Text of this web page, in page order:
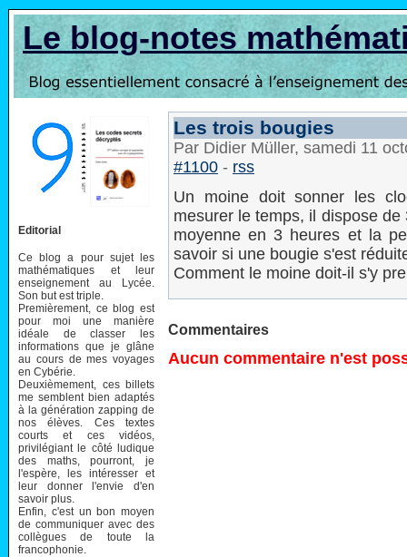
Le blog-notes
Editorial
Ce blog a pour sujet les
mathématiques et leur
enseignement au Lycée.
Son but est triple.
Premièrement, ce blog est
pour moi une manière
idéale de classer les
informations que je glâne
au cours de mes voyages
en Cybérie.
Deuxièmement, ces billets
me semblent bien adaptés
à la génération zapping de
nos élèves. Ces textes
courts et ces vidéos,
privilégiant le côté ludique
des maths, pourront, je
l'espère, les intéresser et
leur donner l'envie d'en
savoir plus.
Enfin, c'est un bon moyen
de communiquer avec des
collègues de toute la
francophonie.
Les trois bougies
Par Didier Müller, samedi 11
#1100 - rss
Un moine doit sonner les
mesurer le temps, il dispose
moyenne en 3 heures et la
savoir si une bougie s'est
Comment le moine doit-il s'y
Commentaires
Aucun commentaire n'est